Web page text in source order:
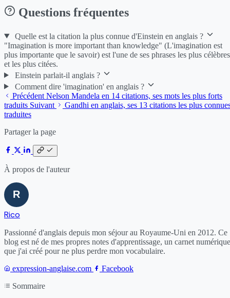
Questions fréquentes
Quelle est la citation la plus connue d'Einstein en anglais ?
"Imagination is more important than knowledge" (L'imagination est
plus importante que le savoir) est l'une de ses phrases les plus célèbres
et les plus citées.
Einstein parlait-il anglais ?
Comment dire 'imagination' en anglais ?
Précédent Nelson Mandela en 14 citations, ses mots les plus forts
traduits Suivant
Gandhi en anglais, ses 13 citations les plus
traduites
Partager la page
À propos de l'auteur
Rico
Passionné d'anglais depuis mon séjour au Royaume-Uni en 2012. Ce
blog est né de mes propres notes d'apprentissage, un carnet numérique
que j'ai créé pour ne plus perdre mon vocabulaire.
expression-anglaise.com
Facebook
Sommaire